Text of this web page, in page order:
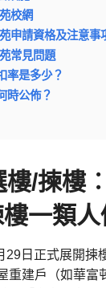
校網
申請資格及注意事
常見問題
率是多少？
時公佈？
/揀樓
一類
29日正式展開揀
重建戶（如華富